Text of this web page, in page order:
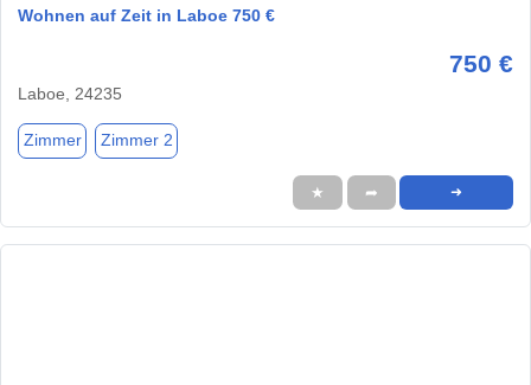
Wohnen auf Zeit in Laboe 750 €
750 €
Laboe, 24235
Zimmer Zimmer 2
★ ➦ ➜